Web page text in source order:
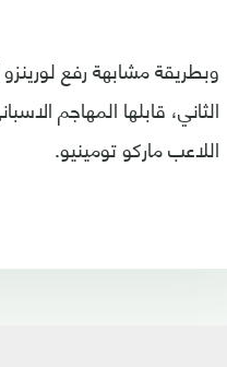
وبطريقة مشابهة رفع لورينزو
الثاني، قابلها المهاجم
اللاعب ماركو تومينيو.